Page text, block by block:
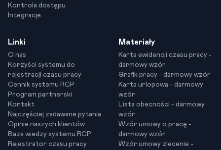
Kontrola dostępu
Integracje
Linki
O nas
Korzyści systemu do
rejestracji czasu pracy
Cennik systemu RCP
Program partnerski
Kontakt
Najczęściej zadawane pytania
Opinie naszych klientów
Baza wiedzy systemu RCP
Rejestrator czasu pracy
Materiały
Karta ewidencji czasu pracy -
darmowy wzór
Grafik pracy - darmowy wzór
Karta urlopowa - darmowy
wzór
Lista obecności - darmowy
wzór
Wzór umowy o pracę -
darmowy wzór
Wzór umowy zlecenie -